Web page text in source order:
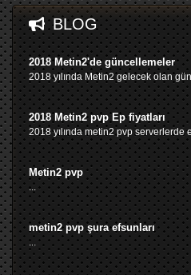
BLOG
2018 Metin2'de güncellemeler
2018 yılında Metin2 gelecek olan
2018 Metin2 pvp Ep fiyatları
2018 yılında metin2 pvp serverlerde
Metin2 pvp
...
metin2 pvp şura efsunları
...